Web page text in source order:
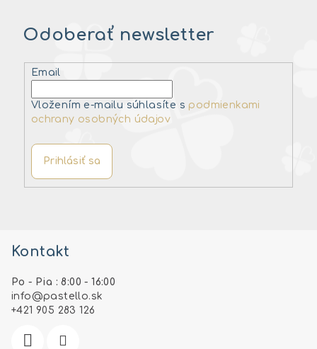
Odoberať newsletter
Email
Vložením e-mailu súhlasíte s podmienkami
ochrany osobných údajov
Prihlásiť sa
Kontakt
Po - Pia : 8:00 - 16:00
info @pastello.sk
+421 905 283 126